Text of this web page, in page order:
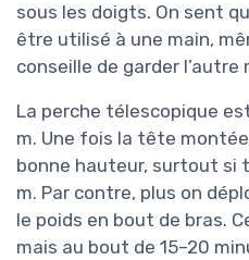
sous les doigts. On sent
être utilisé à une main,
conseille de garder l’autre
La perche télescopique
m. Une fois la tête
bonne hauteur, surtout si
m. Par contre, plus on
le poids en bout de bras.
mais au bout de 15–20